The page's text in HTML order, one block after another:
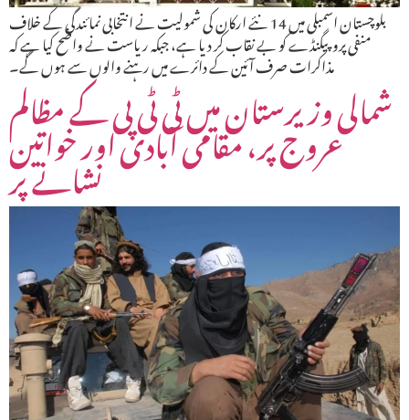
بلوچستان اسمبلی میں 14 نئے ارکان کی شمولیت نے انتخابی نمائندگی کے خلاف
منفی پروپیگنڈے کو بے نقاب کر دیا ہے، جبکہ ریاست نے واضح کیا ہے کہ
مذاکرات صرف آئین کے دائرے میں رہنے والوں سے ہوں گے۔
شمالی وزیرستان میں ٹی ٹی پی کے مظالم
عروج پر، مقامی آبادی اور خواتین
نشانے پر